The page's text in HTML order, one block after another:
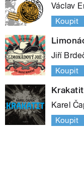
Václav
Koupit
Jiří
Koupit
Krakatit
Karel
Koupit